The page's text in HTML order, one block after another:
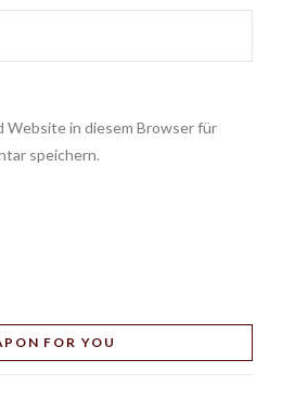
Website in diesem Browser für
speichern.
FOR YOU